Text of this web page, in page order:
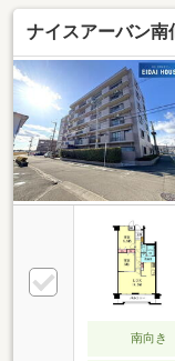
い物がと
ーション
渡し後す
品質ヴィ
----- 仙
ナイスアーバン南
南向き